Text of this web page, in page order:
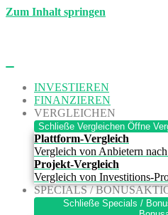
Zum Inhalt springen
INVESTIEREN
FINANZIEREN
VERGLEICHEN
Schließe Vergleichen Öffne
Plattform-Vergleich
Vergleich von Anbietern nach
Projekt-Vergleich
Vergleich von Investitions-
SPECIALS /
Schließe Specials /